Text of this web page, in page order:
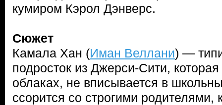
кумиром Кэрол Дэнверс.
Сюжет
Камала Хан (Иман Веллани) —
подросток из Джерси-Сити, которая
облаках, не вписывается в
ссорится со строгими родителями,